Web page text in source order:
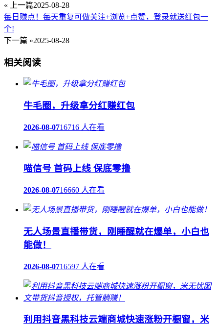
« 上一篇2025-08-28
每日赚点！每天重复可做关注+浏览+点赞，登录就送红包一
个!
下一篇 »2025-08-28
相关阅读
牛毛圈，升级拿分红赚红包
2026-08-0716716 人在看
喵信号 首码上线 保底零撸
2026-08-0716660 人在看
无人场景直播带货，刚睡醒就在爆单，小白也
能做！
2026-08-0716597 人在看
利用抖音黑科技云端商城快速涨粉开橱窗，米